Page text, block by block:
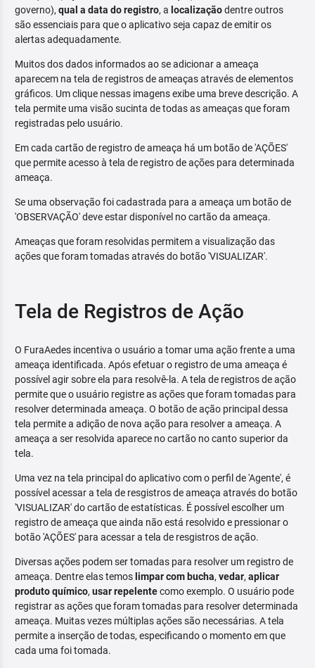
governo), qual a data do registro, a localizaçãodentre outros
são essenciais para que o aplicativo seja capaz de emitir os
alertas adequadamente.
Muitos dos dados informados ao se adicionar a ameaça
aparecem na tela de registros de ameaças através de elementos
gráficos. Um clique nessas imagens exibe uma breve descrição. A
tela permite uma visão sucinta de todas as ameaças que foram
registradas pelo usuário.
Em cada cartão de registro de ameaça há um botão de 'AÇÕES'
que permite acesso à tela de registro de ações para determinada
ameaça.
Se uma observação foi cadastrada para a ameaça um botão de
'OBSERVAÇÃO' deve estar disponível no cartão da ameaça.
Ameaças que foram resolvidas permitem a visualização das
ações que foram tomadas através do botão 'VISUALIZAR'.
Tela de Registros de Ação
O FuraAedes incentiva o usuário a tomar uma ação frente a uma
ameaça identificada. Após efetuar o registro de uma ameaça é
possível agir sobre ela para resolvê-la. A tela de registros de ação
permite que o usuário registre as ações que foram tomadas para
resolver determinada ameaça. O botão de ação principal dessa
tela permite a adição de nova ação para resolver a ameaça. A
ameaça a ser resolvida aparece no cartão no canto superior da
tela.
Uma vez na tela principal do aplicativo com o perfil de 'Agente', é
possível acessar a tela de resgistros de ameaça através do botão
'VISUALIZAR' do cartão de estatísticas. É possível escolher um
registro de ameaça que ainda não está resolvido e pressionar o
botão 'AÇÕES' para acessar a tela de resgistros de ação.
Diversas ações podem ser tomadas para resolver um registro de
ameaça. Dentre elas temos limpar com bucha, vedar, aplicar
produto químico, usar repelentecomo exemplo. O usuário pode
registrar as ações que foram tomadas para resolver determinada
ameaça. Muitas vezes múltiplas ações são necessárias. A tela
permite a inserção de todas, especificando o momento em que
cada uma foi tomada.